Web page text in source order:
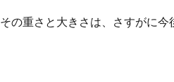
その重さと大きさは、さすがに今